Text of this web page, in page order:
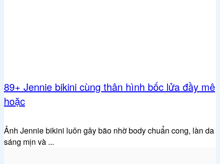
89+ Jennie bikini cùng thân hình bốc lửa đầy mê
hoặc
Ảnh Jennie bikini luôn gây bão nhờ body chuẩn cong, làn da
sáng mịn và ...